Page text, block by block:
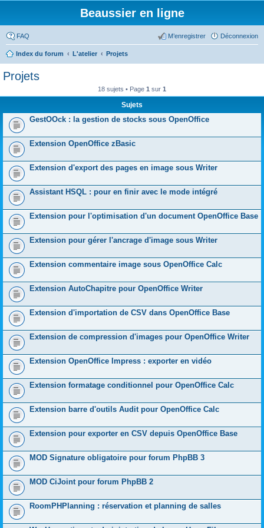
Beaussier en ligne
FAQ Déconnexion
M’enregistrer
Index du forum L'atelier Projets
Projets
18 sujets • Page 1 sur 1
Sujets
GestOOck : la gestion de stocks sous OpenOffice
Extension OpenOffice zBasic
Extension d'export des pages en image sous Writer
Assistant HSQL : pour en finir avec le mode intégré
Extension pour l'optimisation d'un document OpenOffice Base
Extension pour gérer l'ancrage d'image sous Writer
Extension commentaire image sous OpenOffice Calc
Extension AutoChapitre pour OpenOffice Writer
Extension d'importation de CSV dans OpenOffice Base
Extension de compression d'images pour OpenOffice Writer
Extension OpenOffice Impress : exporter en vidéo
Extension formatage conditionnel pour OpenOffice Calc
Extension barre d'outils Audit pour OpenOffice Calc
Extension pour exporter en CSV depuis OpenOffice Base
MOD Signature obligatoire pour forum PhpBB 3
MOD CiJoint pour forum PhpBB 2
RoomPHPlanning : réservation et planning de salles